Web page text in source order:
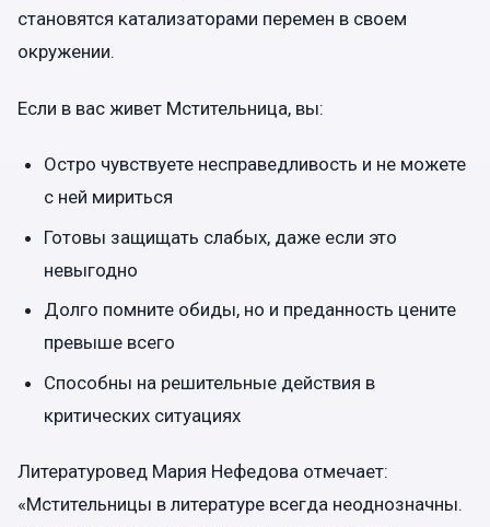
становятся катализаторами перемен в своем
окружении.
Если в вас живет Мстительница, вы:
Остро чувствуете несправедливость и не можете
с ней мириться
Готовы защищать слабых, даже если это
невыгодно
Долго помните обиды, но и преданность цените
превыше всего
Способны на решительные действия в
критических ситуациях
Литературовед Мария Нефедова отмечает:
«Мстительницы в литературе всегда неоднозначны.